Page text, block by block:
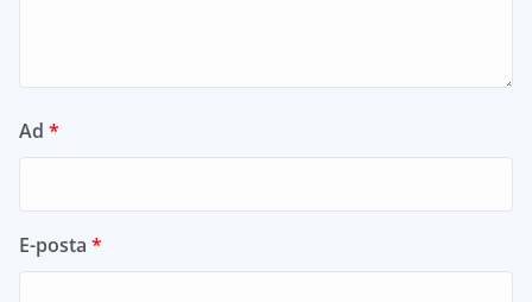
Ad *
E-posta *